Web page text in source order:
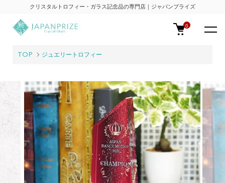
クリスタルトロフィー・ガラス記念品の専門店｜ジャパンプライズ
0
TOP ジュエリートロフィー